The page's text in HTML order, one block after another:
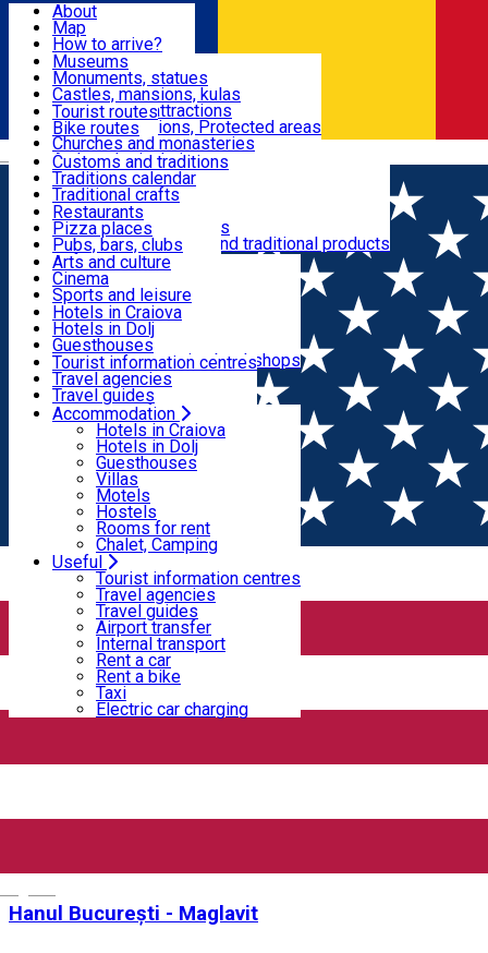
Română
Attractions
Routes
Customs, Traditions
Food & Drinks
Leisure & Fun
Accommodation
Useful
About
Map
How to arrive?
Recommendations
Tourist attractions
News
Museums
Monuments, statues
Castles, mansions, kulas
Architectural attractions
Natural attractions, Protected areas
Churches and monasteries
Archaeological sites
Parks and gardens
Tourist routes
Bike routes
Customs and traditions
Traditions calendar
Traditional crafts
Traditional cuisine
Wineries and vineyards
Local manufacturers and traditional products
Restaurants
Pizza places
Pubs, bars, clubs
Cafes and teahouses
Sweets and ice cream
Fast-food
Arts and culture
Cinema
Sports and leisure
Horse riding
Swimming pools
Zoo
Shopping, souvenirs, bookshops
Hotels in Craiova
Hotels in Dolj
Guesthouses
Villas
Motels
Hostels
Rooms for rent
Chalet, Camping
Tourist information centres
Travel agencies
Travel guides
Airport transfer
Internal transport
Rent a car
Rent a bike
Taxi
Electric car charging
Accommodation
Hotels in Craiova
Hotels in Dolj
Guesthouses
Villas
Motels
Hostels
Rooms for rent
Chalet, Camping
Useful
Tourist information centres
Travel agencies
Travel guides
Airport transfer
Internal transport
Rent a car
Rent a bike
Taxi
Electric car charging
Home PLACES
Places
Bar / Pub Restaurant - Craiova
Open
Gravity Pub&Restaurant
Pub-Restaurant in the City Center of Craiova. Live music and
concerts, Good food and drinks. During the summer you can
Restaurant - Dolj
Hanul București - Maglavit